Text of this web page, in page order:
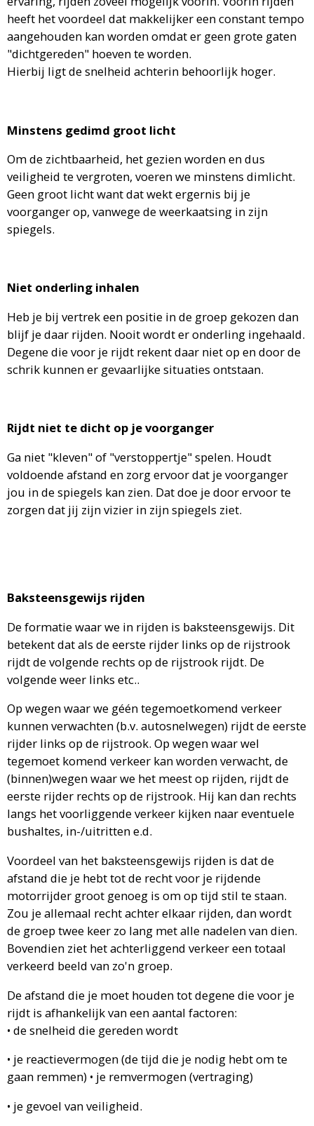
heeft het voordeel dat makkelijker een constant tempo
aangehouden kan worden omdat er geen grote gaten
"dichtgereden" hoeven te worden.
Hierbij ligt de snelheid achterin behoorlijk hoger.
Minstens gedimd groot licht
Om de zichtbaarheid, het gezien worden en dus
veiligheid te vergroten, voeren we minstens dimlicht.
Geen groot licht want dat wekt ergernis bij je
voorganger op, vanwege de weerkaatsing in zijn
spiegels.
Niet onderling inhalen
Heb je bij vertrek een positie in de groep gekozen dan
blijf je daar rijden. Nooit wordt er onderling ingehaald.
Degene die voor je rijdt rekent daar niet op en door de
schrik kunnen er gevaarlijke situaties ontstaan.
Rijdt niet te dicht op je voorganger
Ga niet "kleven" of "verstoppertje" spelen. Houdt
voldoende afstand en zorg ervoor dat je voorganger
jou in de spiegels kan zien. Dat doe je door ervoor te
zorgen dat jij zijn vizier in zijn spiegels ziet.
Baksteensgewijs rijden
De formatie waar we in rijden is baksteensgewijs. Dit
betekent dat als de eerste rijder links op de rijstrook
rijdt de volgende rechts op de rijstrook rijdt. De
volgende weer links etc..
Op wegen waar we géén tegemoetkomend verkeer
kunnen verwachten (b.v. autosnelwegen) rijdt de eerste
rijder links op de rijstrook. Op wegen waar wel
tegemoet komend verkeer kan worden verwacht, de
(binnen)wegen waar we het meest op rijden, rijdt de
eerste rijder rechts op de rijstrook. Hij kan dan rechts
langs het voorliggende verkeer kijken naar eventuele
bushaltes, in-/uitritten e.d.
Voordeel van het baksteensgewijs rijden is dat de
afstand die je hebt tot de recht voor je rijdende
motorrijder groot genoeg is om op tijd stil te staan.
Zou je allemaal recht achter elkaar rijden, dan wordt
de groep twee keer zo lang met alle nadelen van dien.
Bovendien ziet het achterliggend verkeer een totaal
verkeerd beeld van zo'n groep.
De afstand die je moet houden tot degene die voor je
rijdt is afhankelijk van een aantal factoren:
• de snelheid die gereden wordt
• je reactievermogen (de tijd die je nodig hebt om te
gaan remmen) • je remvermogen (vertraging)
• je gevoel van veiligheid.